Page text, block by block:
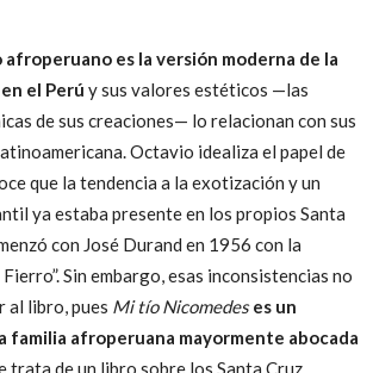
afroperuano es la versión moderna de la
el Perú y sus valores estéticos —las
de sus creaciones— lo relacionan con sus
Octavio idealiza el papel de
que la tendencia a la exotización y un
ya estaba presente en los propios Santa
con José Durand en 1956 con la
Sin embargo, esas inconsistencias no
al libro, pues Mi tío Nicomedes es un
familia afroperuana mayormente abocada
trata de un libro sobre los Santa Cruz